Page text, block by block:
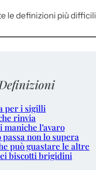
le definizioni più
per i sigilli
rinvia
maniche l’avaro
non lo supera
può guastare le altre
biscotti brigidini